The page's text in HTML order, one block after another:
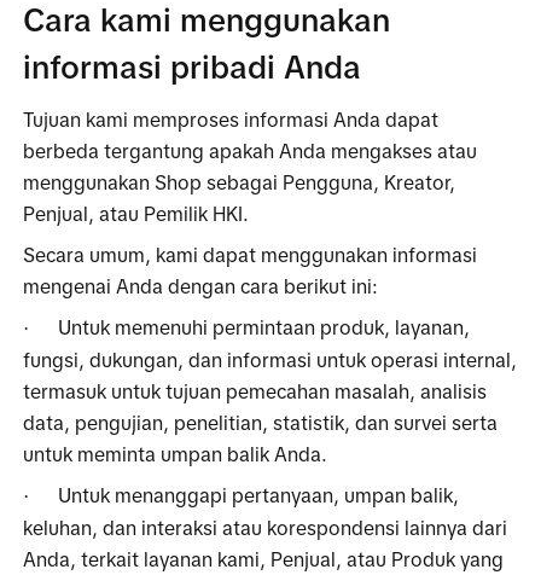
Cara kami menggunakan
informasi pribadi Anda
Tujuan kami memproses informasi Anda dapat
berbeda tergantung apakah Anda mengakses atau
menggunakan Shop sebagai Pengguna, Kreator,
Penjual, atau Pemilik HKI.
Secara umum, kami dapat menggunakan informasi
mengenai Anda dengan cara berikut ini:
·
Untuk memenuhi permintaan produk, layanan,
fungsi, dukungan, dan informasi untuk operasi internal,
termasuk untuk tujuan pemecahan masalah, analisis
data, pengujian, penelitian, statistik, dan survei serta
untuk meminta umpan balik Anda.
·
Untuk menanggapi pertanyaan, umpan balik,
keluhan, dan interaksi atau korespondensi lainnya dari
Anda, terkait layanan kami, Penjual, atau Produk yang